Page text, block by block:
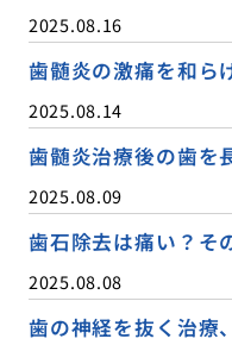
2025.08.16
歯髄炎の激痛を和ら
2025.08.14
歯髄炎治療後の歯を
2025.08.09
歯石除去は痛い？そ
2025.08.08
歯の神経を抜く治療